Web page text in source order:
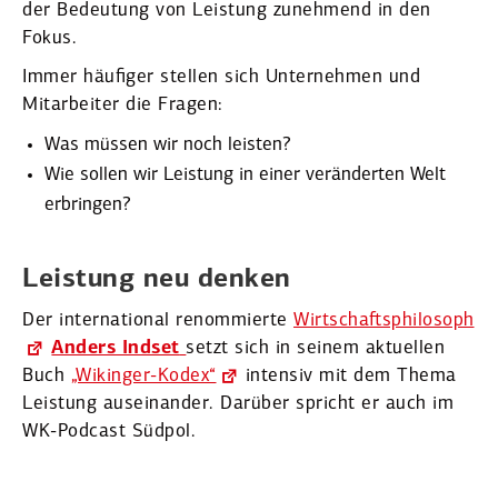
der Bedeutung von Leistung zunehmend in den
Fokus.
Immer häufiger stellen sich Unter­nehmen und
Mitar­beiter die Fragen:
Was müssen wir noch leisten?
Wie sollen wir Leistung in einer verän­derten Welt
erbringen?
Leistung neu denken
Der inter­na­tional renom­mierte Wirtschafts­phi­losoph
Anders Indset setzt sich in seinem aktuellen
Buch „Wikinger-Kodex“
intensiv mit dem Thema
Leistung ausein­ander. Darüber spricht er auch im
WK-Podcast Südpol.